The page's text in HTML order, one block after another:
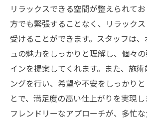
リラックスできる空間が整えられて
方でも緊張することなく、リラック
受けることができます。スタッフは
ュの魅力をしっかりと理解し、個々
インを提案してくれます。また、施
ングを行い、希望や不安をしっかり
とで、満足度の高い仕上がりを実現
フレンドリーなアプローチが、多忙